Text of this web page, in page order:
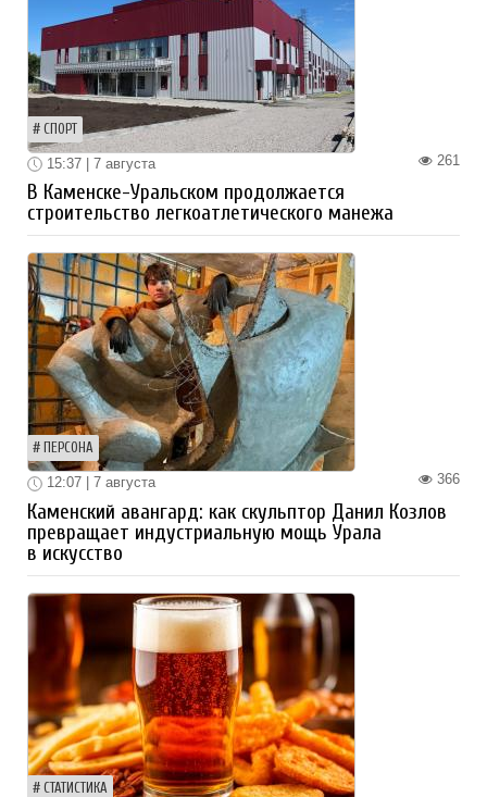
СПОРТ
261
15:37 | 7 августа
В Каменске-Уральском продолжается
строительство легкоатлетического манежа
ПЕРСОНА
366
12:07 | 7 августа
Каменский авангард: как скульптор Данил Козлов
превращает индустриальную мощь Урала
в искусство
СТАТИСТИКА